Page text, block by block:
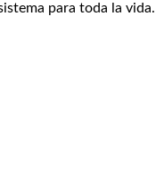
para toda la vida.